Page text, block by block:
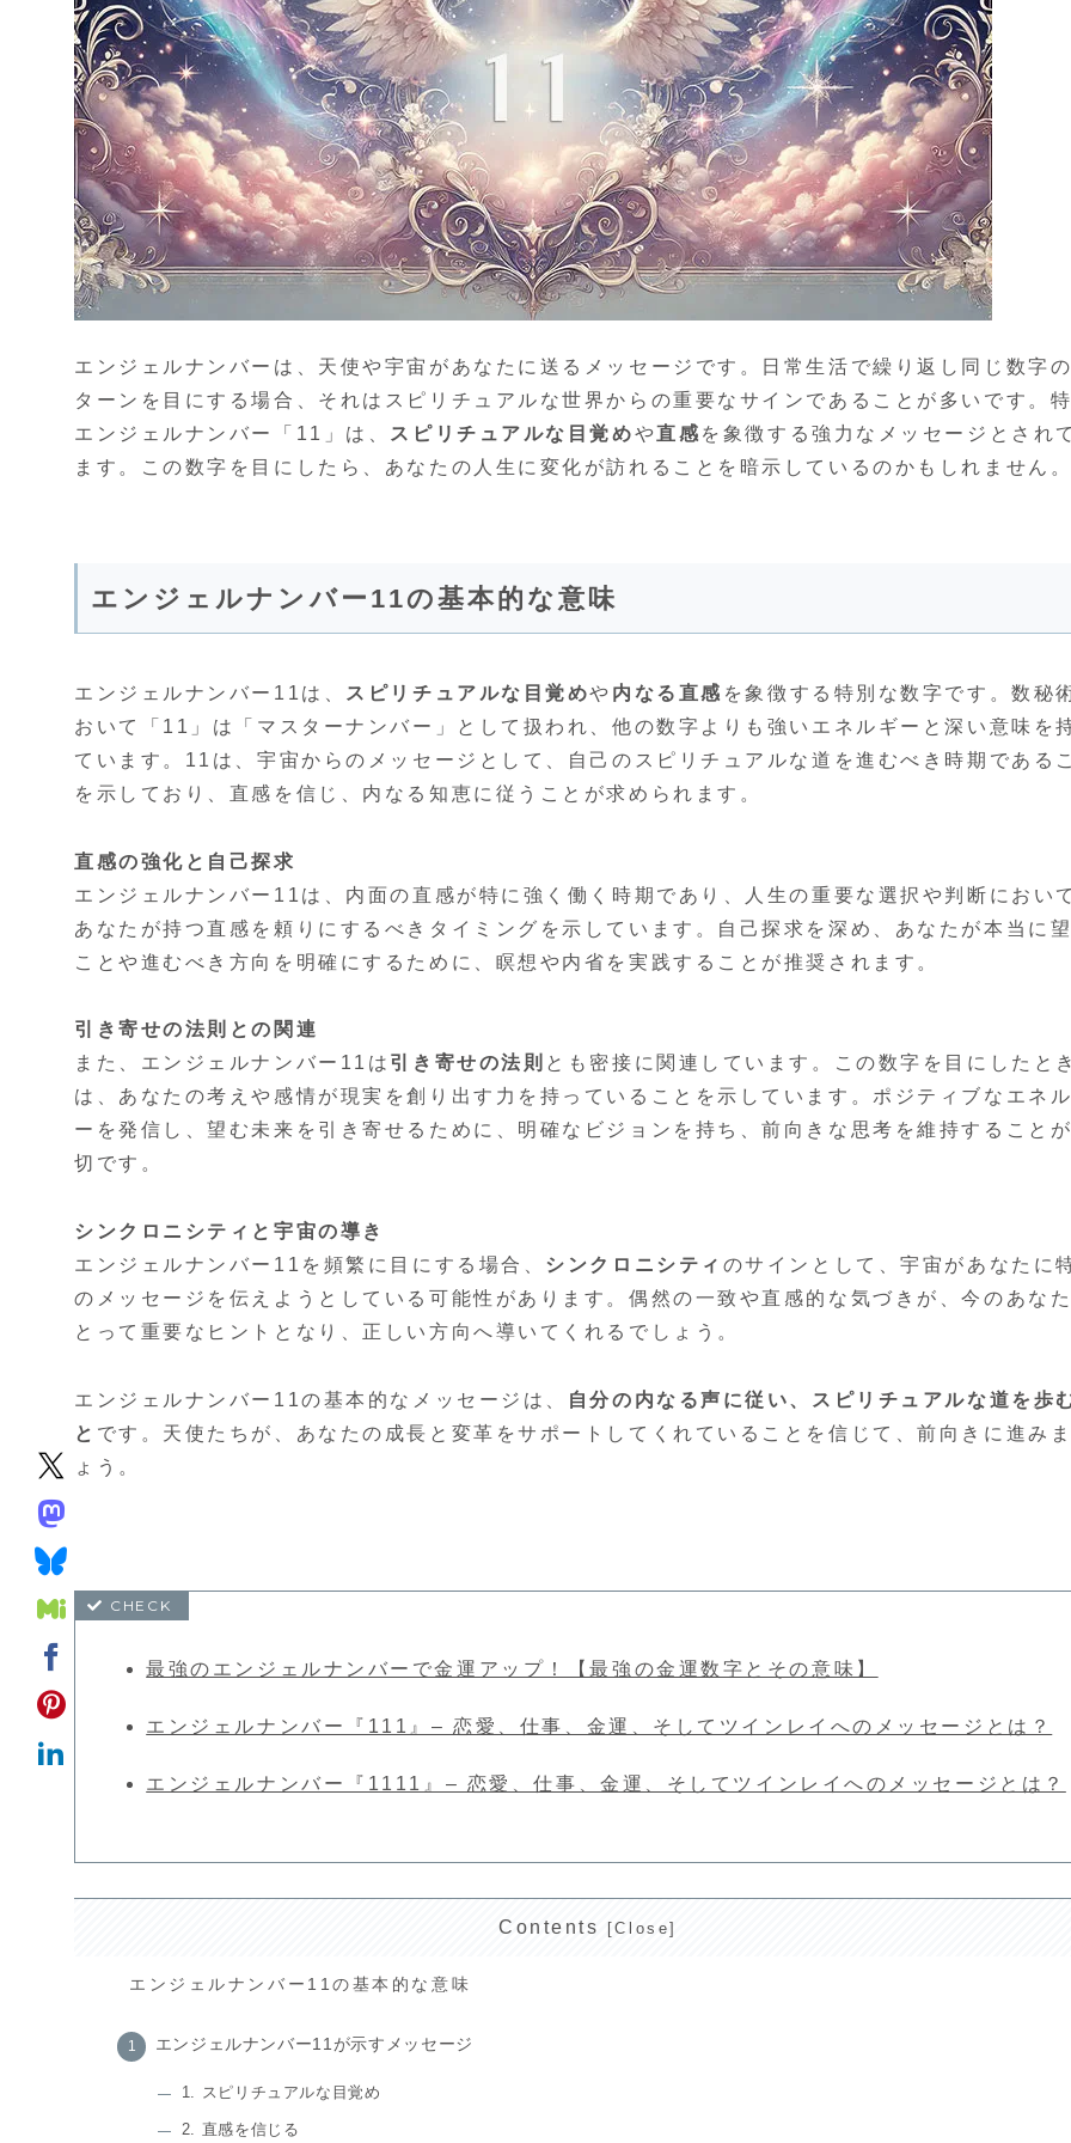
エンジェルナンバーは、天使や宇宙があなたに送るメッセージです。日常生活で繰り返し同じ数字
ターンを目にする場合、それはスピリチュアルな世界からの重要なサインであることが多いです。特
エンジェルナンバー「11」は、 スピリチュアルな目覚めや直感 を象徴する強力なメッセージとされ
ます。この数字を目にしたら、あなたの人生に変化が訪れることを暗示しているのかもしれません。
エンジェルナンバー11の基本的な意味
エンジェルナンバー11は、 スピリチュアルな目覚めや 内なる直感 を象徴する特別な数字です。数秘
おいて「11」は「マスターナンバー」として扱われ、他の数字よりも強いエネルギーと深い意味を
ています。11は、宇宙からのメッセージとして、自己のスピリチュアルな道を進むべき時期である
を示しており、直感を信じ、内なる知恵に従うことが求められます。
直感の強化と自己探求
エンジェルナンバー11は、内面の直感が特に強く働く時期であり、人生の重要な選択や判断におい
あなたが持つ直感を頼りにするべきタイミングを示しています。自己探求を深め、あなたが本当に
ことや進むべき方向を明確にするために、瞑想や内省を実践することが推奨されます。
引き寄せの法則との関連
また、エンジェルナンバー11は 引き寄せの法則 とも密接に関連しています。この数字を目にしたとき
は、あなたの考えや感情が現実を創り出す力を持っていることを示しています。ポジティブなエネ
ーを発信し、望む未来を引き寄せるために、明確なビジョンを持ち、前向きな思考を維持すること
切です。
シンクロニシティと宇宙の導き
エンジェルナンバー11を頻繁に目にする場合、 シンクロニシティ のサインとして、宇宙があなたに
のメッセージを伝えようとしている可能性があります。偶然の一致や直感的な気づきが、今のあなた
とって重要なヒントとなり、正しい方向へ導いてくれるでしょう。
エンジェルナンバー11の基本的なメッセージは、
自分の内なる声に従い、スピリチュアルな道を歩
と です。天使たちが、あなたの成長と変革をサポートしてくれていることを信じて、前向きに進みま
ょう。
最強のエンジェルナンバーで金運アップ！【最強の金運数字とその意味】
エンジェルナンバー『111』– 恋愛、仕事、金運、そしてツインレイへのメッセージとは？
エンジェルナンバー『1111』– 恋愛、仕事、金運、そしてツインレイへのメッセージとは？
Contents
エンジェルナンバー11の基本的な意味
エンジェルナンバー11が示すメッセージ
1. スピリチュアルな目覚め
2. 直感を信じる